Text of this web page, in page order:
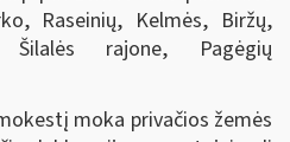
Raseinių, Kelmės, Biržų,
Šilalės rajone, Pagėgių
moka privačios žemės